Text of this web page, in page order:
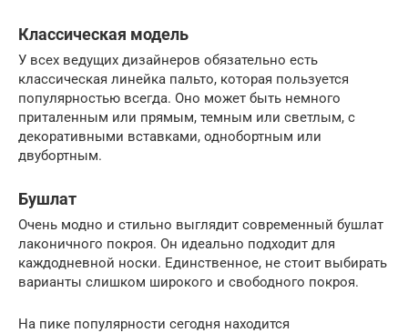
Классическая модель
У всех ведущих дизайнеров обязательно есть
классическая линейка пальто, которая пользуется
популярностью всегда. Оно может быть немного
приталенным или прямым, темным или светлым, с
декоративными вставками, однобортным или
двубортным.
Бушлат
Очень модно и стильно выглядит современный бушлат
лаконичного покроя. Он идеально подходит для
каждодневной носки. Единственное, не стоит выбирать
варианты слишком широкого и свободного покроя.
На пике популярности сегодня находится